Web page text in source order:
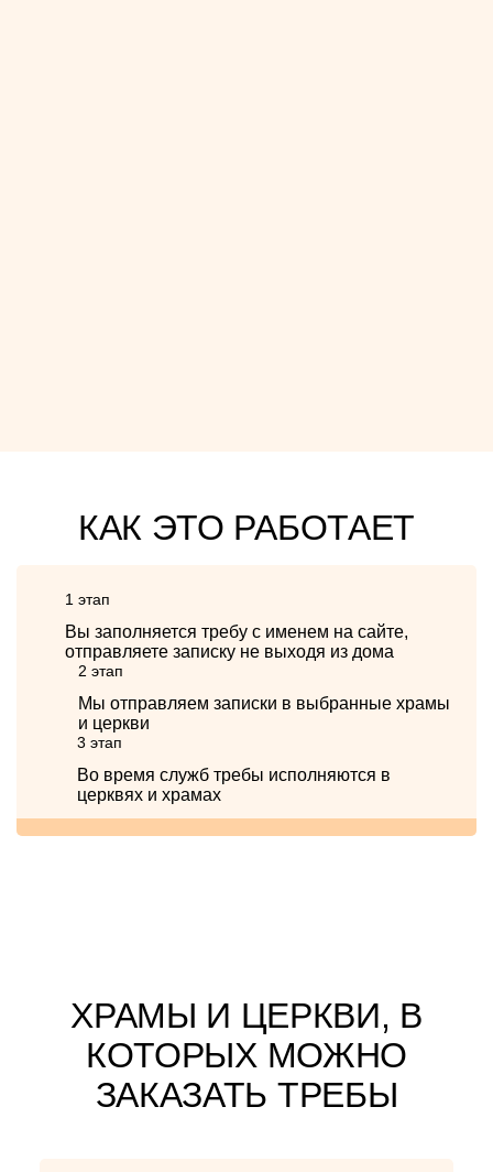
КАК ЭТО РАБОТАЕТ
1 этап
Вы заполняется требу с именем на сайте,
отправляете записку не выходя из дома
2 этап
Мы отправляем записки в выбранные храмы
и церкви
3 этап
Во время служб требы исполняются в
церквях и храмах
ХРАМЫ И ЦЕРКВИ, В
КОТОРЫХ МОЖНО
ЗАКАЗАТЬ ТРЕБЫ